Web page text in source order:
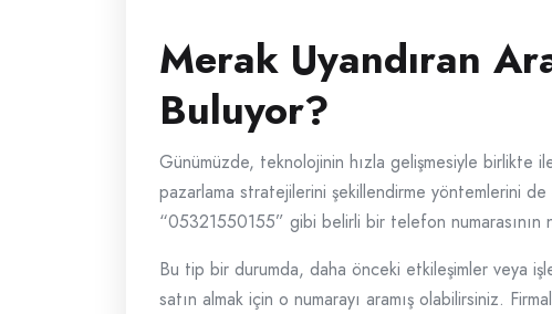
Merak Uyandıran
Buluyor?
Günümüzde, teknolojinin hızla gelişmesiyle birlikte
pazarlama stratejilerini şekillendirme yöntemlerini
“05321550155” gibi belirli bir telefon
Bu tip bir durumda, daha önceki etkileşimler veya
satın almak için o numarayı aramış olabilirsiniz.